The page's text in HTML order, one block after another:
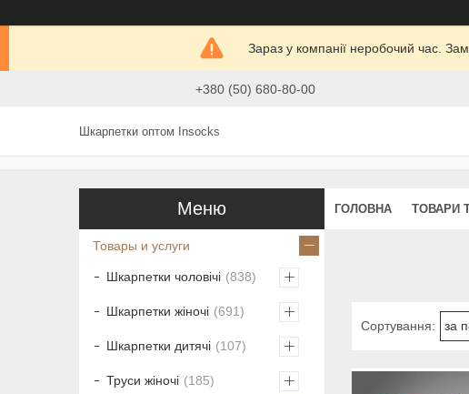
Зараз у компанії неробочий час.
+380 (50) 680-80-00
Шкарпетки оптом Insocks
ГОЛОВНА ТОВАРИ
Товары и услуги
Шкарпетки чоловічі 838
Шкарпетки жіночі 691
Шкарпетки дитячі 107
Труси жіночі 185